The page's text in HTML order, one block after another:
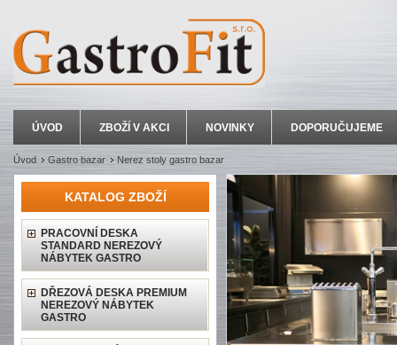
ÚVOD ZBOŽÍ V AKCI NOVINKY DOPORUČUJEME
Úvod Gastro bazar Nerez stoly gastro bazar
KATALOG ZBOŽÍ
PRACOVNÍ DESKA
STANDARD NEREZOVÝ
NÁBYTEK GASTRO
DŘEZOVÁ DESKA PREMIUM
NEREZOVÝ NÁBYTEK
GASTRO